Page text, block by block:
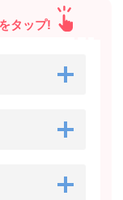
タップ!